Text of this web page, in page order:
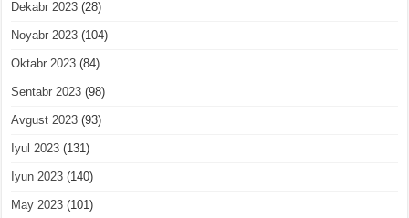
Dekabr 2023 (28)
Noyabr 2023 (104)
Oktabr 2023 (84)
Sentabr 2023 (98)
Avgust 2023 (93)
Iyul 2023 (131)
Iyun 2023 (140)
May 2023 (101)